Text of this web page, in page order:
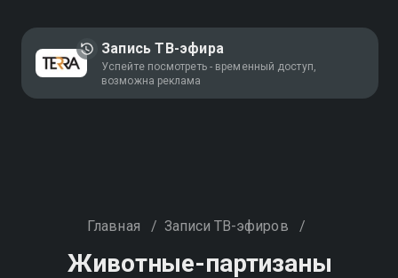
Запись ТВ-эфира
Успейте посмотреть - временный доступ,
возможна реклама
Главная / Записи ТВ-эфиров /
Животные-партизаны